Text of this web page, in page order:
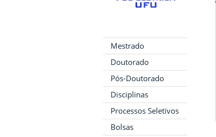
Mestrado
Doutorado
Pós-Doutorado
Disciplinas
Processos Seletivos
Bolsas